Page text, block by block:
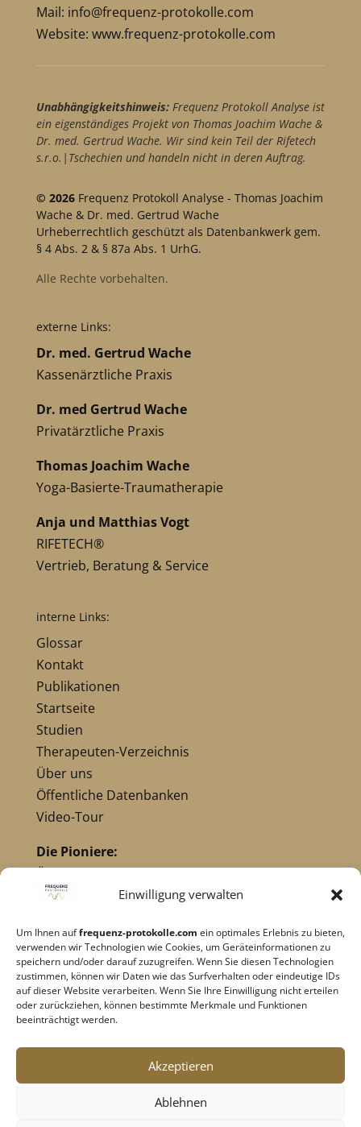
Einwilligung verwalten
Um Ihnen auffrequenz-protokolle.com ein optimales Erlebnis zu bieten,
verwenden wir Technologien wie Cookies, um Geräteinformationen zu
speichern und/oder darauf zuzugreifen. Wenn Sie diesen Technologien
zustimmen, können wir Daten wie das Surfverhalten oder eindeutige IDs
auf dieser Website verarbeiten. Wenn Sie Ihre Einwilligung nicht erteilen
oder zurückziehen, können bestimmte Merkmale und Funktionen
beeinträchtigt werden.
Akzeptieren
Ablehnen
Mail: info@frequenz-protokolle.com
Website: www.frequenz-protokolle.com
Unabhängigkeitshinweis:Frequenz Protokoll Analyse ist
ein eigenständiges Projekt von Thomas Joachim Wache &
Dr. med. Gertrud Wache. Wir sind kein Teil der Rifetech
s.r.o.|Tschechien und handeln nicht in deren Auftrag.
© 2026 Frequenz Protokoll Analyse - Thomas Joachim
Wache & Dr. med. Gertrud Wache
Urheberrechtlich geschützt als Datenbankwerk gem.
§ 4 Abs. 2 & § 87a Abs. 1 UrhG.
Alle Rechte vorbehalten.
externe Links:
Dr. med. Gertrud Wache
Kassenärztliche Praxis
Dr. med Gertrud Wache
Privatärztliche Praxis
Thomas Joachim Wache
Yoga-Basierte-Traumatherapie
Anja und Matthias Vogt
RIFETECH®
Vertrieb, Beratung & Service
interne Links:
Glossar
Kontakt
Publikationen
Startseite
Studien
Therapeuten-Verzeichnis
Über uns
Öffentliche Datenbanken
Video-Tour
Die Pioniere:
Übersicht Pioniere
Nikola Tesla
Dr. Hulda Clark
Robert C. Beck
Georges Lakhovsky
verwandte Pioniere
Datenschutz
Cookie-Richtlinie|AGB's